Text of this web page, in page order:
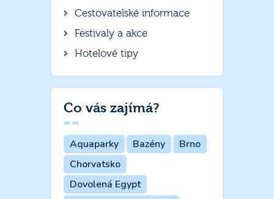
Cestovatelské informace
Festivaly a akce
Hotelové tipy
Co vás zajímá?
Aquaparky Bazény
Brno
Chorvatsko
Dovolená Egypt